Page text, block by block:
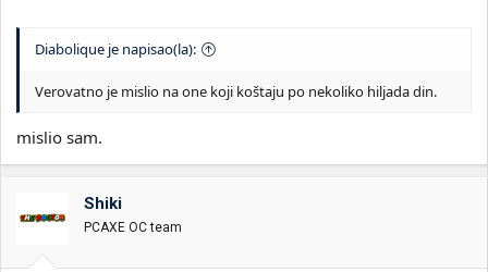
Diabolique je napisao(la):
Verovatno je mislio na one koji koštaju po nekoliko hiljada din.
mislio sam.
Shiki
PCAXE OC team